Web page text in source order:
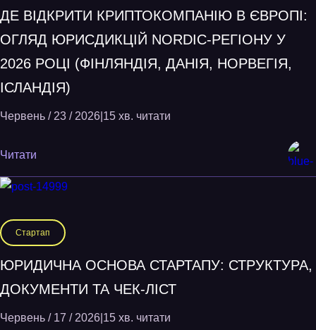
ДЕ ВІДКРИТИ КРИПТОКОМПАНІЮ В ЄВРОПІ:
ОГЛЯД ЮРИСДИКЦІЙ NORDIC-РЕГІОНУ У
2026 РОЦІ (ФІНЛЯНДІЯ, ДАНІЯ, НОРВЕГІЯ,
ІСЛАНДІЯ)
Червень / 23 / 2026 15 хв. читати
Читати
Стартап
ЮРИДИЧНА ОСНОВА СТАРТАПУ: СТРУКТУРА,
ДОКУМЕНТИ ТА ЧЕК-ЛІСТ
Червень / 17 / 2026 15 хв. читати